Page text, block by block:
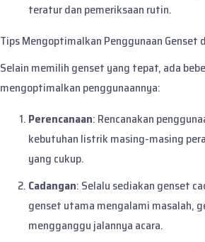
teratur dan pemeriksaan rutin.
Tips Mengoptimalkan Penggunaan Genset
Selain memilih genset yang tepat, ada
mengoptimalkan penggunaannya:
Perencanaan: Rencanakan
kebutuhan listrik masing-masing
yang cukup.
Cadangan: Selalu sediakan genset
genset utama mengalami masalah,
mengganggu jalannya acara.